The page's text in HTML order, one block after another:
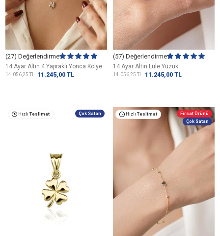
(27) Değerlendirme
14 Ayar Altın 4 Yapraklı Yonca Kolye
14.056,25TL 11.245,00 TL
(57) Değerlendirme
14 Ayar Altın Lüle Yüzük
14.056,25TL 11.245,00 TL
Hızlı Teslimat Çok Satan Hızlı Teslimat
Fırsat Ürünü
Çok Satan